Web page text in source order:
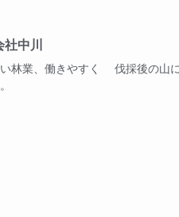
中川
林業、働きやすく 伐採後の山